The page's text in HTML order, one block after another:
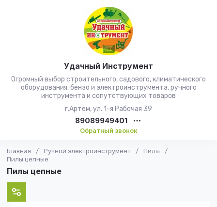
Удачный Инструмент
Огромный выбор строительного, садового, климатического
оборудования, бензо и электроинструмента, ручного
инструмента и сопутствующих товаров
г.Артем, ул. 1-я Рабочая 39
89089949401
Обратный звонок
Главная / Ручной электроинструмент / Пилы
/
Пилы цепные
Пилы цепные